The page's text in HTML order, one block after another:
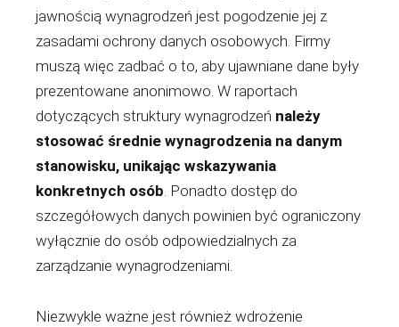
jawnością wynagrodzeń jest pogodzenie jej z
zasadami ochrony danych osobowych. Firmy
muszą więc zadbać o to, aby ujawniane dane były
prezentowane anonimowo. W raportach
dotyczących struktury wynagrodzeń należy
stosować średnie wynagrodzenia na danym
stanowisku, unikając wskazywania
konkretnych osób . Ponadto dostęp do
szczegółowych danych powinien być ograniczony
wyłącznie do osób odpowiedzialnych za
zarządzanie wynagrodzeniami.
Niezwykle ważne jest również wdrożenie